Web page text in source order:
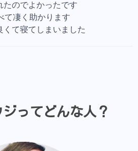
たのでよかったです
て凄く助かります
て寝てしまいました
ってどんな人？